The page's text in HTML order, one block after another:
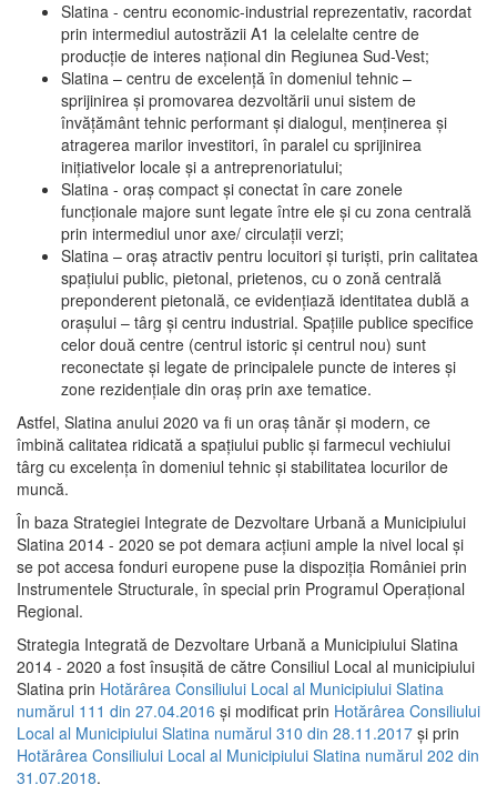
Slatina - centru economic-industrial reprezentativ, racordat
prin intermediul autostrăzii A1 la celelalte centre de
producţie de interes naţional din Regiunea Sud-Vest;
Slatina – centru de excelenţă în domeniul tehnic –
sprijinirea şi promovarea dezvoltării unui sistem de
învăţământ tehnic performant şi dialogul, menţinerea şi
atragerea marilor investitori, în paralel cu sprijinirea
iniţiativelor locale şi a antreprenoriatului;
Slatina - oraş compact şi conectat în care zonele
funcţionale majore sunt legate între ele şi cu zona centrală
prin intermediul unor axe/ circulații verzi;
Slatina – oraş atractiv pentru locuitori şi turişti, prin calitatea
spaţiului public, pietonal, prietenos, cu o zonă centrală
preponderent pietonală, ce evidenţiază identitatea dublă a
oraşului – târg şi centru industrial. Spaţiile publice specifice
celor două centre (centrul istoric şi centrul nou) sunt
reconectate şi legate de principalele puncte de interes şi
zone rezidenţiale din oraş prin axe tematice.
Astfel, Slatina anului 2020 va fi un oraş tânăr şi modern, ce
îmbină calitatea ridicată a spaţiului public şi farmecul vechiului
târg cu excelenţa în domeniul tehnic şi stabilitatea locurilor de
muncă.
În baza Strategiei Integrate de Dezvoltare Urbană a Municipiului
Slatina 2014 - 2020 se pot demara acţiuni ample la nivel local şi
se pot accesa fonduri europene puse la dispoziţia României prin
Instrumentele Structurale, în special prin Programul Operațional
Regional.
Strategia Integrată de Dezvoltare Urbană a Municipiului Slatina
2014 - 2020 a fost însuşită de către Consiliul Local al municipiului
Slatina prin Hotărârea Consiliului Local al Municipiului Slatina
numărul 111 din 27.04.2016 și modificat prin Hotărârea Consiliului
Local al Municipiului Slatina numărul 310 din 28.11.2017 și prin
Hotărârea Consiliului Local al Municipiului Slatina numărul 202 din
31.07.2018.